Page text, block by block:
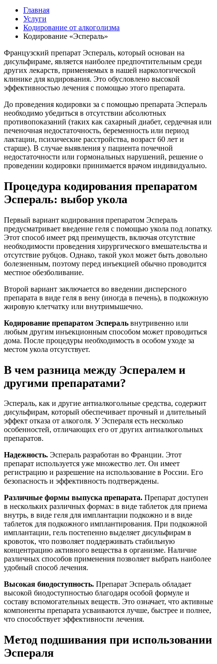
Главная
Услуги
Кодирование от алкоголизма
Кодирование «Эспераль»
Французский препарат Эспераль, который основан на
дисульфираме, является наиболее предпочтительным среди
других лекарств, применяемых в нашей наркологической
клинике для кодирования. Это обусловлено высокой
эффективностью лечения с помощью этого препарата.
До проведения кодировки за с помощью препарата Эспераль
необходимо убедиться в отсутствии абсолютных
противопоказаний (таких как сахарный диабет, сердечная или
печеночная недостаточность, беременность или период
лактации, психические расстройства, возраст 60 лет и
старше). В случае выявления у пациента почечной
недостаточности или гормональных нарушений, решение о
проведении кодировки принимается врачом индивидуально.
Процедура кодирования препаратом
Эспераль: выбор укола
Первый вариант кодирования препаратом Эспераль
предусматривает введение геля с помощью укола под лопатку.
Этот способ имеет ряд преимуществ, включая отсутствие
необходимости проведения хирургического вмешательства и
отсутствие рубцов. Однако, такой укол может быть довольно
болезненным, поэтому перед инъекцией обычно проводится
местное обезболивание.
Второй вариант заключается во введении дисперсного
препарата в виде геля в вену (иногда в печень), в подкожную
жировую клетчатку или внутримышечно.
Кодирование препаратом Эспераль внутривенно или
любым другим инъекционным способом может проводиться
дома. После процедуры необходимость в особом уходе за
местом укола отсутствует.
В чем разница между Эспералем и
другими препаратами?
Эспераль, как и другие антиалкогольные средства, содержит
дисульфирам, который обеспечивает прочный и длительный
эффект отказа от алкоголя. У Эспераля есть несколько
особенностей, отличающих его от других антиалкогольных
препаратов.
Надежность. Эспераль разработан во Франции. Этот
препарат используется уже множество лет. Он имеет
регистрацию и разрешение на использование в России. Его
безопасность и эффективность подтверждены.
Различные формы выпуска препарата. Препарат доступен
в нескольких различных формах: в виде таблеток для приема
внутрь, в виде геля для имплантации подкожно и в виде
таблеток для подкожного имплантирования. При подкожной
имплантации, гель постепенно выделяет дисульфирам в
кровоток, что позволяет поддерживать стабильную
концентрацию активного вещества в организме. Наличие
различных способов применения позволяет выбрать наиболее
удобный способ лечения.
Высокая биодоступность. Препарат Эспераль обладает
высокой биодоступностью благодаря особой формуле и
составу вспомогательных веществ. Это означает, что активные
компоненты препарата усваиваются лучше, быстрее и полнее,
что способствует эффективности лечения.
Метод подшивания при использовании
Эспераля